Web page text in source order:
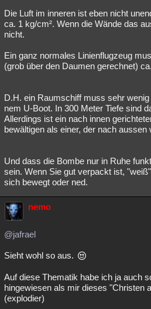
Natur Umfragen Unterhaltung
weitere Rubriken
Astronomie Helpdesk Gruppen
Musik Clash Verbesserungen
Übersichten
Besucht Teilgenommen Alle
Die Luft im inneren ist eben nicht
ca. 1 kg/cm². Wenn die Wände das
nicht.
Ein ganz normales Linienflugzeug
(grob über den Daumen gerechnet)
D.H. ein Raumschiff muss sehr
nem U-Boot. In 300 Meter Tiefe sind
Allerdings ist ein nach innen
bewältigen als einer, der nach aussen
Und dass die Bombe nur in Ruhe
sein. Wenn Sie gut verpackt ist,
sich bewegt oder ned.
nemo
@jafrael
Sieht wohl so aus.
Auf diese Thematik habe ich ja auch
hingewiesen als mir dieses "Christen
(explodier)